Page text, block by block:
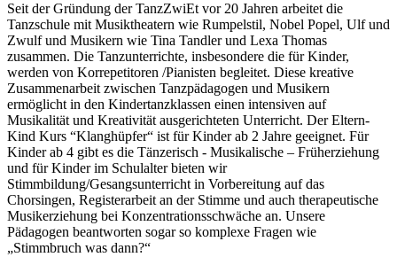
Seit der Gründung der TanzZwiEt vor 20 Jahren arbeitet die
Tanzschule mit Musiktheatern wie Rumpelstil, Nobel Popel, Ulf und
Zwulf und Musikern wie Tina Tandler und Lexa Thomas
zusammen. Die Tanzunterrichte, insbesondere die für Kinder,
werden von Korrepetitoren /Pianisten begleitet. Diese kreative
Zusammenarbeit zwischen Tanzpädagogen und Musikern
ermöglicht in den Kindertanzklassen einen intensiven auf
Musikalität und Kreativität ausgerichteten Unterricht. Der Eltern-
Kind Kurs “Klanghüpfer“ ist für Kinder ab 2 Jahre geeignet. Für
Kinder ab 4 gibt es die Tänzerisch - Musikalische – Früherziehung
und für Kinder im Schulalter bieten wir
Stimmbildung/Gesangsunterricht in Vorbereitung auf das
Chorsingen, Registerarbeit an der Stimme und auch therapeutische
Musikerziehung bei Konzentrationsschwäche an. Unsere
Pädagogen beantworten sogar so komplexe Fragen wie
„Stimmbruch was dann?“